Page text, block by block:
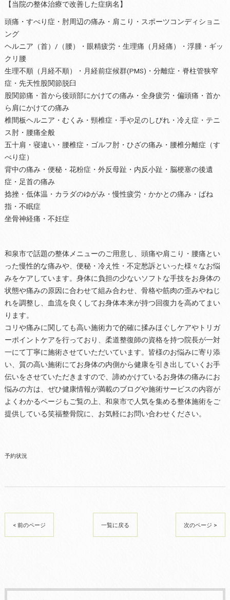
【当院の整体治療で改善した症病名】
頭痛・すべり症・肘周辺の痛み・肩こり・スポーツコンディショニ
ング
ヘルニア（首）/（腰）・眼精疲労・生理痛（月経痛）・浮腫・ギッ
クリ腰
生理不順（月経不順）・月経前症候群(PMS)・分離症・脊柱管狭窄
症・先天性股関節脱臼
股関節痛・首から後頭部にかけての痛み・全身疲労・偏頭痛・首か
ら肩にかけての痛み
椎間板ヘルニア・むくみ・頸椎症・手や足のしびれ・冷え症・テニ
ス肘・腰痛全般
五十肩・寝違い・腰椎症・ゴルフ肘・ひざの痛み・腰椎分離症（す
べり症）
背中の痛み・便秘・花粉症・外反母趾・内反小趾・脳梗塞の後遺
症・足首の痛み
捻挫・低体温・カラダのゆがみ・慢性疲労・かかとの痛み・ばね
指・不眠症
坐骨神経痛・不妊症
和泉市で話題の整体メニューのご用意し、頭痛や肩こり・腰痛とい
った慢性的な痛みや、便秘・冷え性・不定愁訴といった様々なお悩
みをケアしています。身体に負担の少ないソフトな手技をお身体の
状態や痛みの原因に合わせて組み合わせ、骨格や筋肉の歪みやねじ
れを調整し、血流を良くしてお身体本来が持つ回復力を高めてまい
ります。
コリや痛みに関しても高い施術力で的確に揉みほぐしケアやトリガ
ーポイントケアを行っており、柔道整復師の資格を持つ院長が一対
一にて丁寧に施術させていただいています。皆様のお悩みに寄り添
い、質の高い施術にてお身体の内側から健康を引き出していくお手
伝いをさせていただきますので、諦めかけているお身体の痛みにお
悩みの方は、ぜひ健康情報が満載のブログや施術サービスの内容が
よくわかるページもご覧の上、和泉市で人気を集める整体施術をご
提供している笑福整骨院に、お気軽にお問い合わせください。
予約状況
< 前のページ 一覧に戻る 次のページ >